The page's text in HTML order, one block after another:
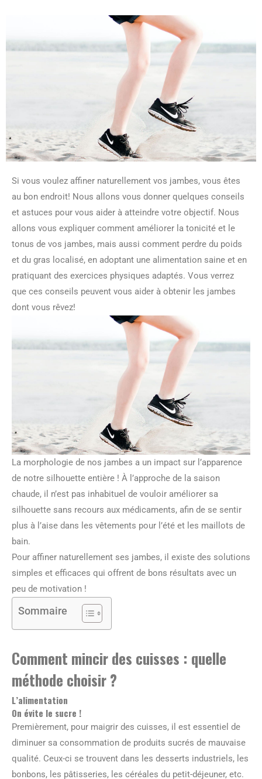
Si vous voulez affiner naturellement vos jambes, vous êtes
au bon endroit! Nous allons vous donner quelques conseils
et astuces pour vous aider à atteindre votre objectif. Nous
allons vous expliquer comment améliorer la tonicité et le
tonus de vos jambes, mais aussi comment perdre du poids
et du gras localisé, en adoptant une alimentation saine et en
pratiquant des exercices physiques adaptés. Vous verrez
que ces conseils peuvent vous aider à obtenir les jambes
dont vous rêvez!
La morphologie de nos jambes a un impact sur l’apparence
de notre silhouette entière ! À l’approche de la saison
chaude, il n’est pas inhabituel de vouloir améliorer sa
silhouette sans recours aux médicaments, afin de se sentir
plus à l’aise dans les vêtements pour l’été et les maillots de
bain.
Pour affiner naturellement ses jambes, il existe des solutions
simples et efficaces qui offrent de bons résultats avec un
peu de motivation !
Sommaire
Comment mincir des cuisses : quelle
méthode choisir ?
L’alimentation
On évite le sucre !
Premièrement, pour maigrir des cuisses, il est essentiel de
diminuer sa consommation de produits sucrés de mauvaise
qualité. Ceux-ci se trouvent dans les desserts industriels, les
bonbons, les pâtisseries, les céréales du petit-déjeuner, etc.